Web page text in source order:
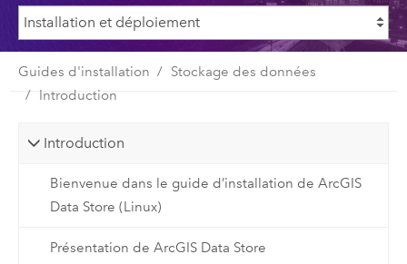
Guides d'installation
Stockage des données
Introduction
Introduction
Bienvenue dans le guide d’installation de ArcGIS
Data Store (Linux)
Présentation de ArcGIS Data Store